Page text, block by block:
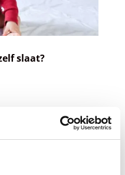
slaat?
flink schrikken.
kind zichzelf pijn
kunt helpen